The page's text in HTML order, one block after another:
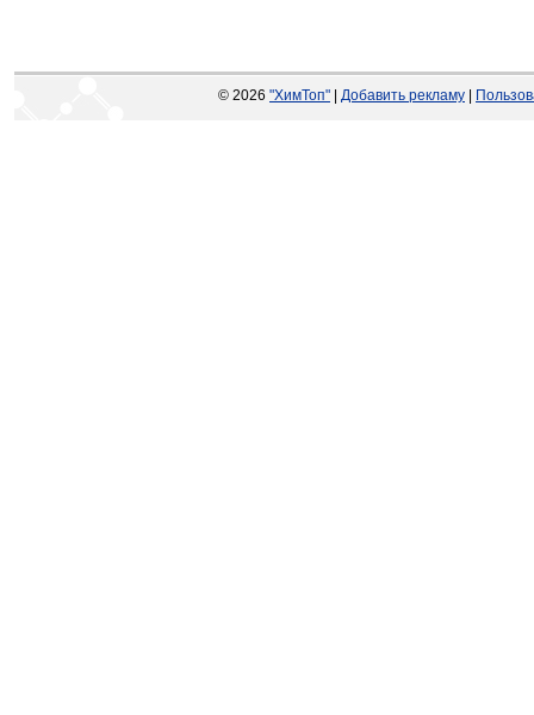
© 2026 "ХимТоп" Добавить рекламу